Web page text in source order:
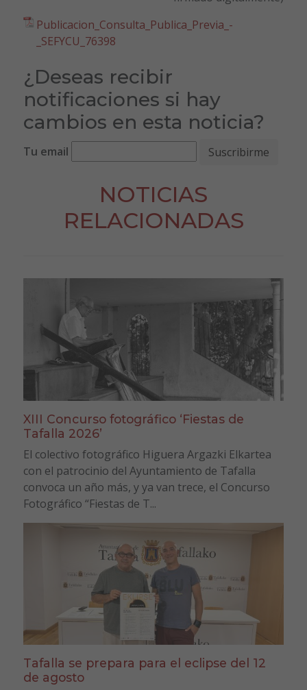
Publicacion_Consulta_Publica_Previa_-
_SEFYCU_76398
¿Deseas recibir
notificaciones si hay
cambios en esta noticia?
Tu email
NOTICIAS
RELACIONADAS
XIII Concurso fotográfico ‘Fiestas de
Tafalla 2026’
El colectivo fotográfico Higuera Argazki Elkartea
con el patrocinio del Ayuntamiento de Tafalla
convoca un año más, y ya van trece, el Concurso
Fotográfico “Fiestas de T...
Tafalla se prepara para el eclipse del 12
de agosto